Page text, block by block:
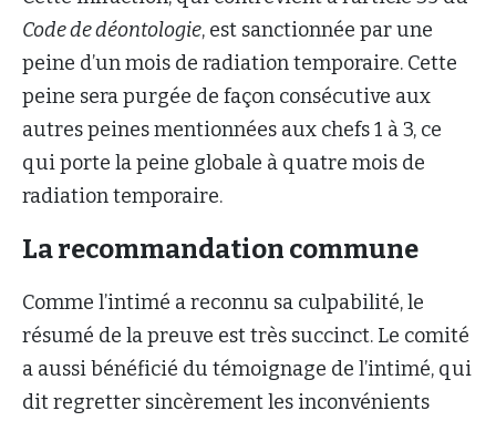
Code de déontologie, est sanctionnée par une
peine d’un mois de radiation temporaire. Cette
peine sera purgée de façon consécutive aux
autres peines mentionnées aux chefs 1 à 3, ce
qui porte la peine globale à quatre mois de
radiation temporaire.
La recommandation commune
Comme l’intimé a reconnu sa culpabilité, le
résumé de la preuve est très succinct. Le comité
a aussi bénéficié du témoignage de l’intimé, qui
dit regretter sincèrement les inconvénients